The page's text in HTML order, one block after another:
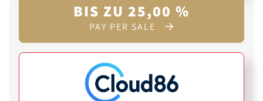
BIS ZU 25,00 %
PAY PER SALE